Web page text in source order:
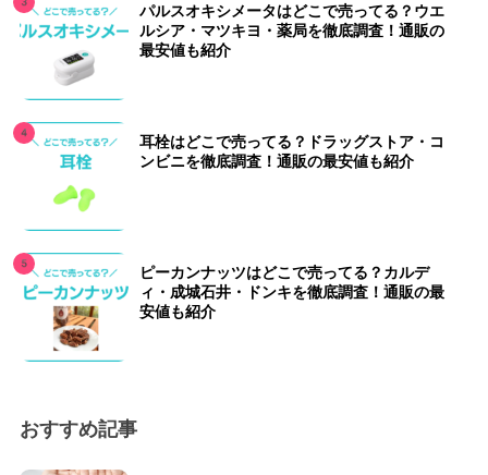
パルスオキシメータはどこで売ってる？ウエ
ルシア・マツキヨ・薬局を徹底調査！通販の
最安値も紹介
耳栓はどこで売ってる？ドラッグストア・コ
ンビニを徹底調査！通販の最安値も紹介
ピーカンナッツはどこで売ってる？カルデ
ィ・成城石井・ドンキを徹底調査！通販の最
安値も紹介
おすすめ記事